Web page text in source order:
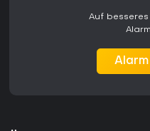
Auf